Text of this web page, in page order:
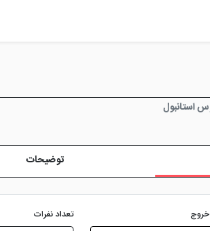
استانبول
توضیحات
خروج
تعداد نفرات